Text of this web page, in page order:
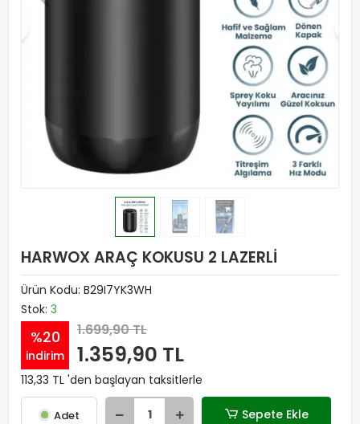
HARWOX ARAÇ KOKUSU 2 LAZERLİ
Ürün Kodu: B29I7YK3WH
Stok: 3
%20
indirim
1.699,90 TL
1.359,90 TL
113,33 TL 'den başlayan taksitlerle
Adet Sepete Ekle